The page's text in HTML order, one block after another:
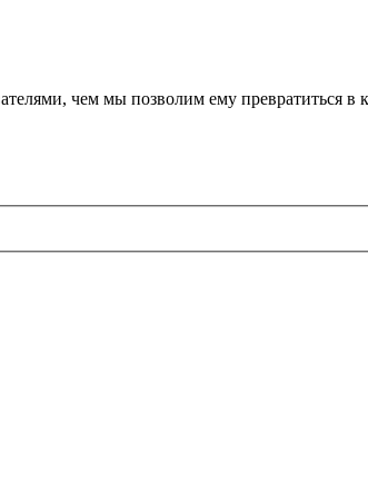
чем мы позволим ему превратиться